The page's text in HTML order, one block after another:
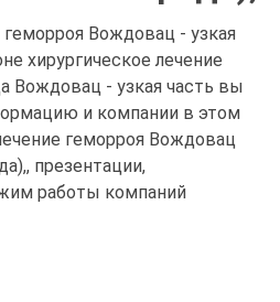
геморроя Вождовац - узкая
хирургическое лечение
Вождовац - узкая часть вы
и компании в этом
геморроя Вождовац
презентации,
работы компаний